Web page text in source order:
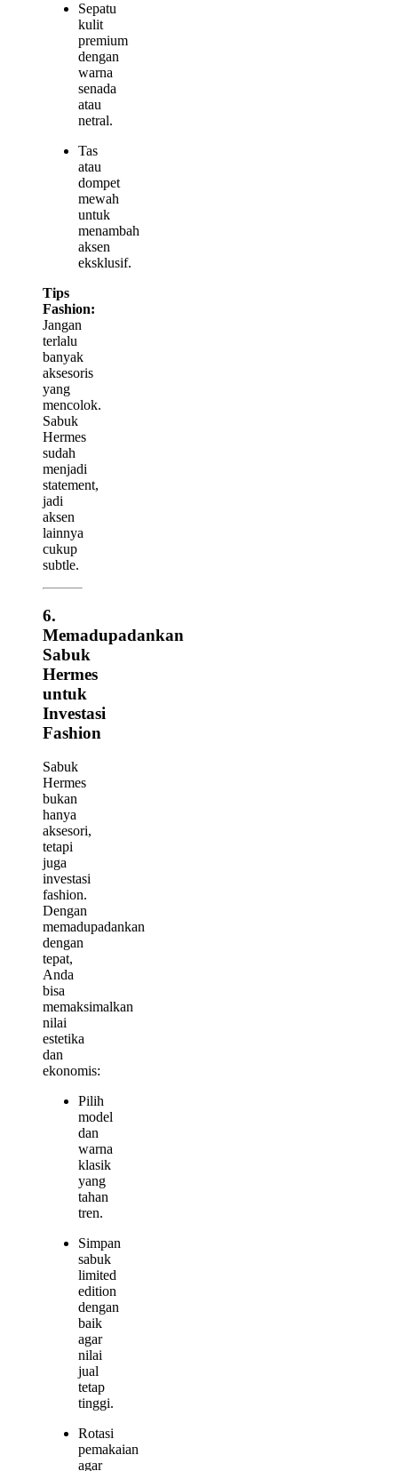
Sepatu
kulit
premium
dengan
warna
senada
atau
netral.
Tas
atau
dompet
mewah
untuk
menambah
aksen
eksklusif.
Tips
Fashion:
Jangan
terlalu
banyak
aksesoris
yang
mencolok.
Sabuk
Hermes
sudah
menjadi
statement,
jadi
aksen
lainnya
cukup
subtle.
6.
Memadupadankan
Sabuk
Hermes
untuk
Investasi
Fashion
Sabuk
Hermes
bukan
hanya
aksesori,
tetapi
juga
investasi
fashion.
Dengan
memadupadankan
dengan
tepat,
Anda
bisa
memaksimalkan
nilai
estetika
dan
ekonomis:
Pilih
model
dan
warna
klasik
yang
tahan
tren.
Simpan
sabuk
limited
edition
dengan
baik
agar
nilai
jual
tetap
tinggi.
Rotasi
pemakaian
agar